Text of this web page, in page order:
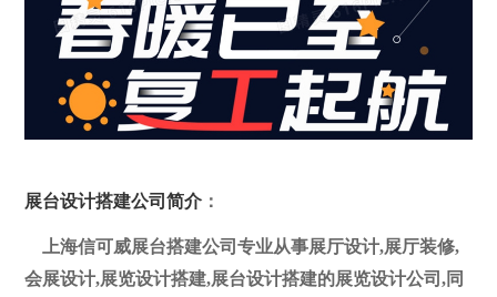
展台设计搭建公司简介 ：
上海信可威展台搭建公司专业从事展厅设计,展厅装修,
会展设计,展览设计搭建,展台设计搭建的展览设计公司,同